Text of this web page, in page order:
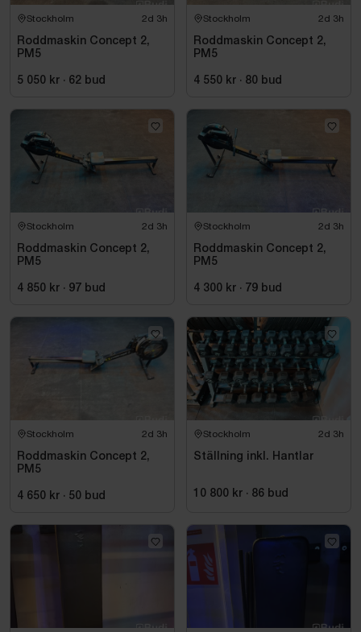
Stockholm 2d 3h
Roddmaskin Concept 2,
PM5
5 050 kr · 62 bud
Stockholm 2d 3h
Roddmaskin Concept 2,
PM5
4 550 kr · 80 bud
Stockholm 2d 3h
Roddmaskin Concept 2,
PM5
4 850 kr · 97 bud
Stockholm 2d 3h
Roddmaskin Concept 2,
PM5
4 300 kr · 79 bud
Stockholm 2d 3h
Roddmaskin Concept 2,
PM5
4 650 kr · 50 bud
Stockholm 2d 3h
Ställning inkl. Hantlar
10 800 kr · 86 bud